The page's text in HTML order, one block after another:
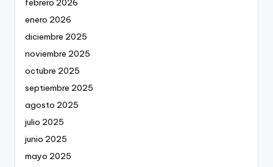
febrero 2026
enero 2026
diciembre 2025
noviembre 2025
octubre 2025
septiembre 2025
agosto 2025
julio 2025
junio 2025
mayo 2025